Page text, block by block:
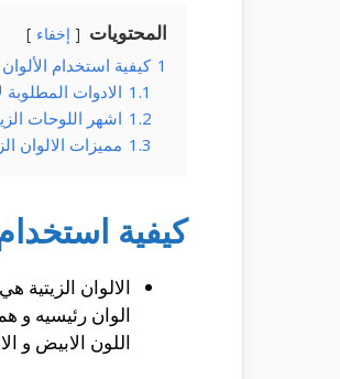
المحتويات إخفاء
1 كيفية استخدام الألوان
1.1 الادوات المطلوبة
1.2 اشهر اللوحات
1.3 مميزات الالوان
كيفية استخدام
الالوان
الوان رئيسيه و
اللون الابيض و